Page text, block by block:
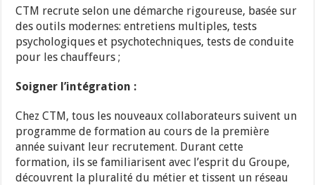
CTM recrute selon une démarche rigoureuse, basée sur
des outils modernes: entretiens multiples, tests
psychologiques et psychotechniques, tests de conduite
pour les chauffeurs ;
Soigner l’intégration :
Chez CTM, tous les nouveaux collaborateurs suivent un
programme de formation au cours de la première
année suivant leur recrutement. Durant cette
formation, ils se familiarisent avec l’esprit du Groupe,
découvrent la pluralité du métier et tissent un réseau